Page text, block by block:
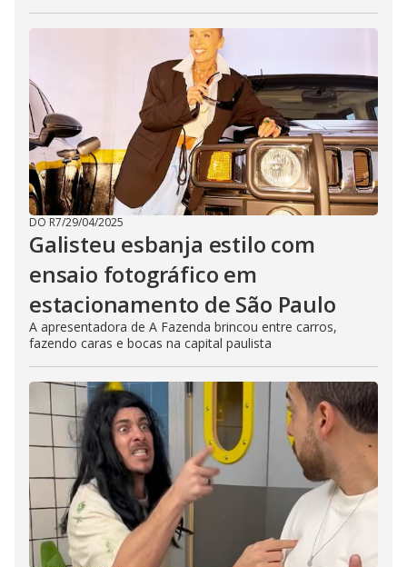
DO R7/29/04/2025
Galisteu esbanja estilo com
ensaio fotográfico em
estacionamento de São Paulo
A apresentadora de A Fazenda brincou entre carros,
fazendo caras e bocas na capital paulista